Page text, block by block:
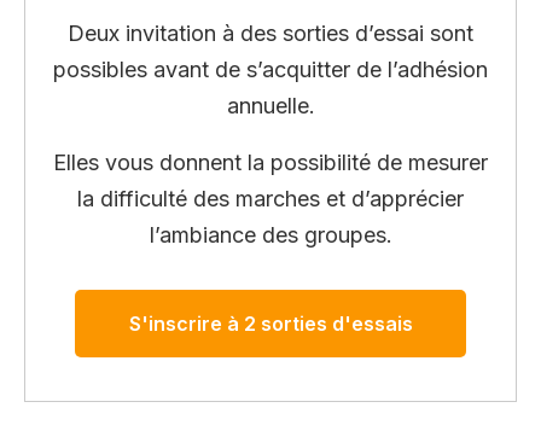
Deux invitation à des sorties d’essai sont
possibles avant de s’acquitter de l’adhésion
annuelle.
Elles vous donnent la possibilité de mesurer
la difficulté des marches et d’apprécier
l’ambiance des groupes.
S'inscrire à 2 sorties d'essais